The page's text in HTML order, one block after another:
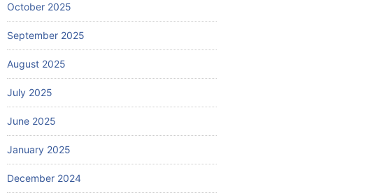
October 2025
September 2025
August 2025
July 2025
June 2025
January 2025
December 2024